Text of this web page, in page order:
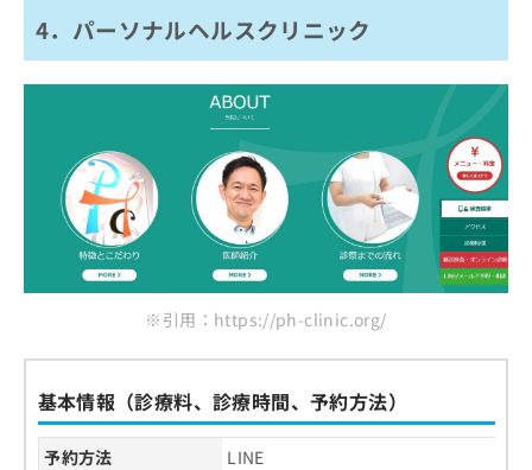
4．パーソナルヘルスクリニック
※引用：https://ph-clinic.org/
基本情報（診療料、診療時間、予約方法）
予約方法
LINE